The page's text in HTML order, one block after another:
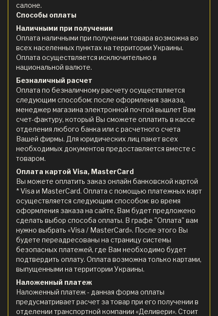
салоне.
Способы оплаты
Наличными при получении
Оплата наличными при получении товара возможна во
всех населенных пунктах на территории Украины.
Оплата осуществляется исключительно в
национальной валюте.
Безналичный расчет
Оплата по безналичному расчету осуществляется
следующим способом: после оформления заказа,
менеджер магазина электронной почтой вышлет Вам
счет-фактуру, который Вы сможете оплатить в кассе
отделения любого банка или с расчетного счета
Вашей фирмы. Для юридических лиц пакет всех
необходимых документов предоставляется вместе с
товаром.
Оплата картой Visa, MasterCard
Вы можете оплатить заказ онлайн банковской картой
* Visa и MasterCard. Оплата с помощью платежных карт
осуществляется следующим способом: во время
оформления заказа на сайте, Вам будет предложено
сделать выбор способа оплаты. В графе "Оплата" вам
нужно выбрать «Visa / MasterCard». После этого Вы
будете переадресованы на страницу системы
безопасных платежей, где Вам необходимо будет
подтвердить оплату. Оплата возможна только картами,
выпущенными на территории Украины.
Наложенный платеж
Наложенный платеж - данная форма оплаты
предусматривает расчет за товар при его получении в
отделении транспортной компании «Деливери». Стоит